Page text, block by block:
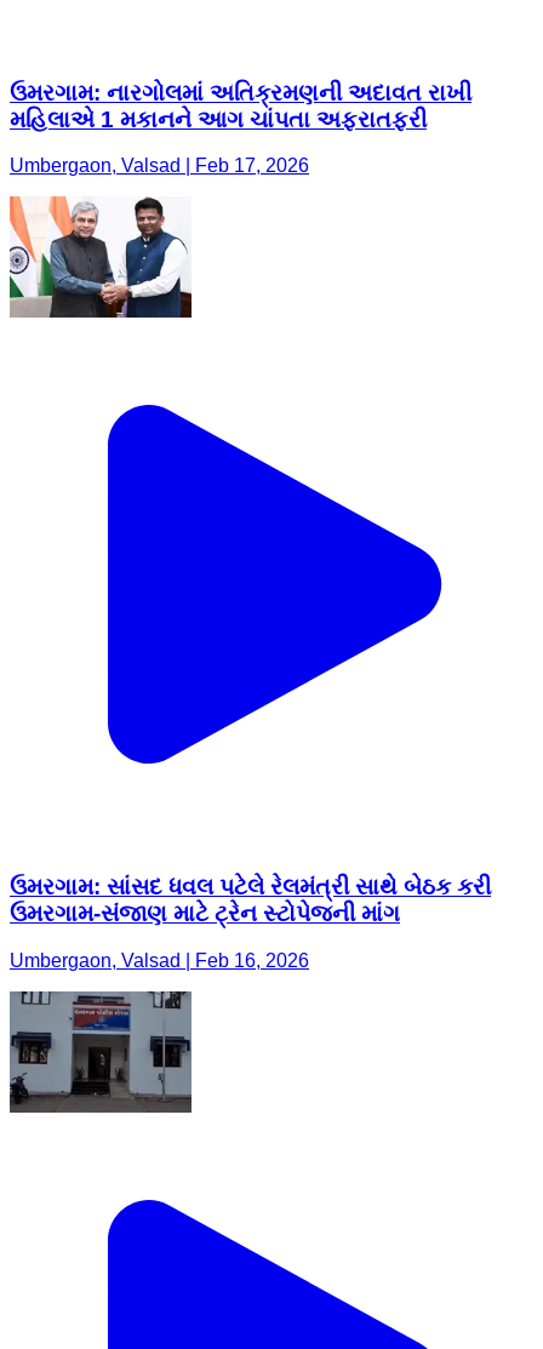
ઉમરગામ: નારગોલમાં અતિક્રમણની અદાવત રાખી
મહિલાએ 1 મકાનને આગ ચાંપતા અફરાતફરી
Umbergaon, Valsad | Feb 17, 2026
ઉમરગામ: સાંસદ ધવલ પટેલે રેલમંત્રી સાથે બેઠક કરી
ઉમરગામ-સંજાણ માટે ટ્રેન સ્ટોપેજની માંગ
Umbergaon, Valsad | Feb 16, 2026